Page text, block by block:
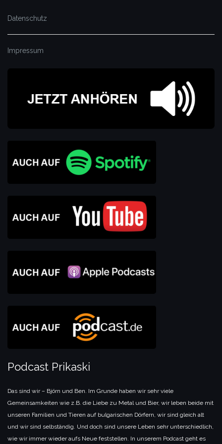
Datenschutz
Impressum
Podcast Prikaski
Das sind wir – Björn und Ben. Im Grunde haben wir sehr viele
Gemeinsamkeiten wie z.B. die Liebe zu Metal und Bier, wir leben beide mit
unseren Familien und Tieren auf bulgarischen Dörfern, wir sind gleich alt
und wir sind selbständig. Und doch sind unsere Leben sehr unterschiedlich,
wie wir immer wieder aufs Neue feststellen. In unserem Podcast geht es